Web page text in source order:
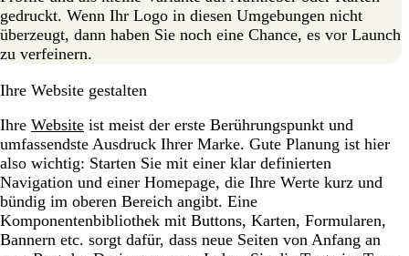
gedruckt. Wenn Ihr Logo in diesen Umgebungen nicht
überzeugt, dann haben Sie noch eine Chance, es vor Launch
zu verfeinern.
Ihre Website gestalten
Ihre Website ist meist der erste Berührungspunkt und
umfassendste Ausdruck Ihrer Marke. Gute Planung ist hier
also wichtig: Starten Sie mit einer klar definierten
Navigation und einer Homepage, die Ihre Werte kurz und
bündig im oberen Bereich angibt. Eine
Komponentenbibliothek mit Buttons, Karten, Formularen,
Bannern etc. sorgt dafür, dass neue Seiten von Anfang an